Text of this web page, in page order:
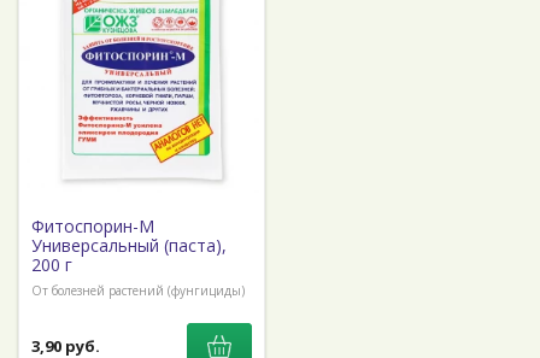
Фитоспорин-М
Универсальный (паста),
200 г
От болезней растений (фунгициды)
3,90 руб.